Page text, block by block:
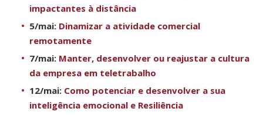
impactantes à distância
5/mai: Dinamizar a atividade comercial
remotamente
7/mai: Manter, desenvolver ou reajustar a cultura
da empresa em teletrabalho
12/mai: Como potenciar e desenvolver a sua
inteligência emocional e Resiliência